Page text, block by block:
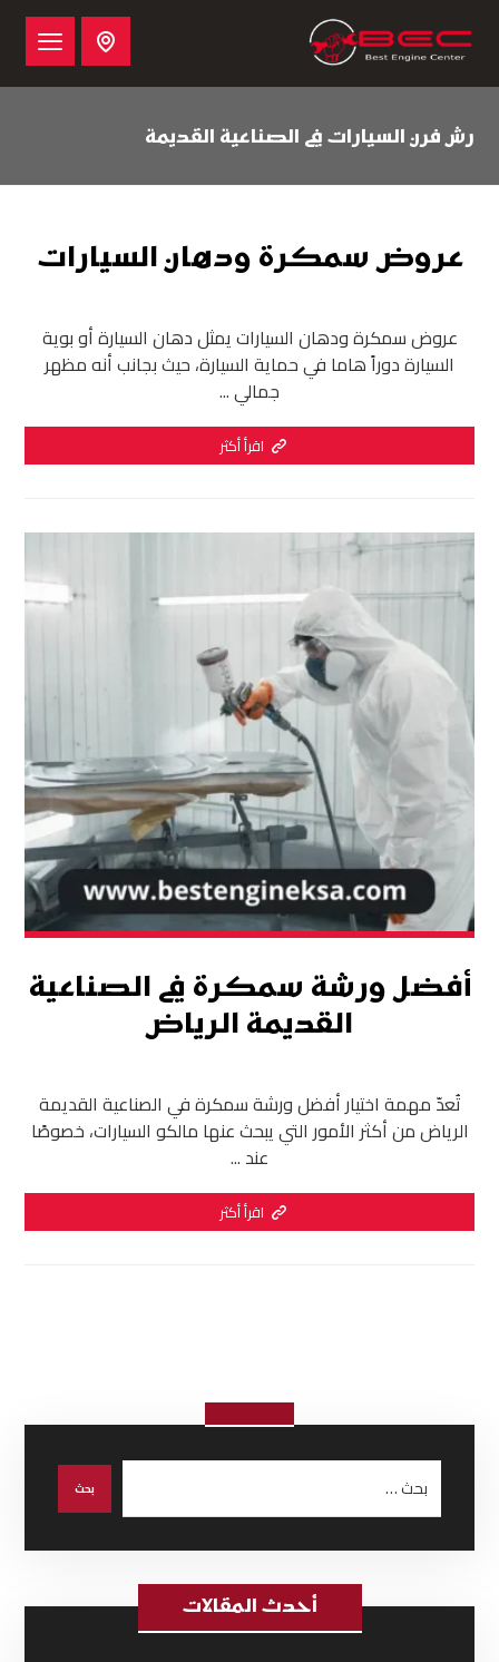
رش فرن السيارات في الصناعية القديمة
عروض سمكرة ودهان السيارات
عروض سمكرة ودهان السيارات يمثل دهان السيارة أو بوية
السيارة دوراً هاما في حماية السيارة، حيث بجانب أنه مظهر
جمالي ...
اقرأ أكثر
أفضل ورشة سمكرة في الصناعية
القديمة الرياض
تُعدّ مهمة اختيار أفضل ورشة سمكرة في الصناعية القديمة
الرياض من أكثر الأمور التي يبحث عنها مالكو السيارات، خصوصًا
عند ...
اقرأ أكثر
أحدث المقالات